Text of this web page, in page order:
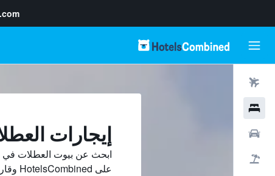
إيجارات
ابحث عن بيوت العطلات في
على HotelsCombined وقارن بينها ووفّر.